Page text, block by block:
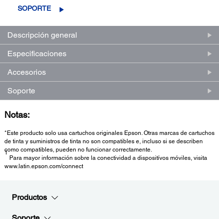
SOPORTE
Descripción general
Especificaciones
Accesorios
Soporte
Notas:
*Este producto solo usa cartuchos originales Epson. Otras marcas de cartuchos
de tinta y suministros de tinta no son compatibles e, incluso si se describen
como compatibles, pueden no funcionar correctamente.
1
Para mayor información sobre la conectividad a dispositívos móviles, visita
www.latin.epson.com/connect
Productos